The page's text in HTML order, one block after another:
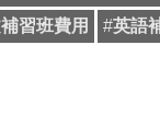
習班費用 #英語